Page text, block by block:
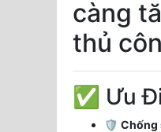
càng
thủ
✅ Ưu
🛡️ Chống